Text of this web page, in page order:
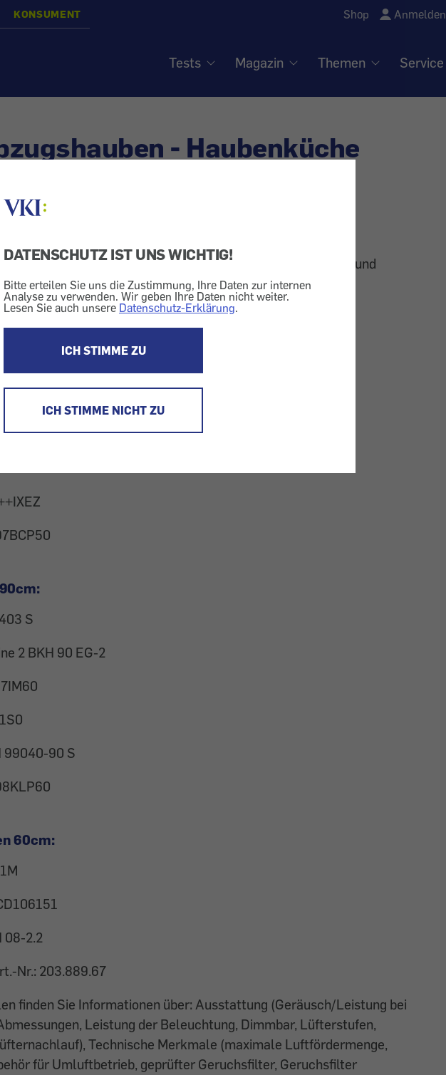
DATENSCHUTZ IST UNS WICHTIG!
Bitte erteilen Sie uns die Zustimmung, Ihre Daten zur internen
Analyse zu verwenden. Wir geben Ihre Daten nicht weiter.
Lesen Sie auch unsere Datenschutz-Erklärung.
ICH STIMME ZU
ICH STIMME NICHT ZU
KONSUMENT Shop Anmelden
Tests Magazin Themen Service
- Haubenküche
nur die teuren Modelle bei der Beseitigung von Fett und
sind laut und ineffizient.
finden Sie in unseren Testtabellen:
90cm:
Nr.: 803. 889. 69
S
2 BKH 90 EG-2
99040-90 S
60cm:
08-2.2
Nr.: 203.889.67
finden Sie Informationen über: Ausstattung (Geräusch/Leistung bei
Leistung der Beleuchtung, Dimmbar, Lüfterstufen,
Technische Merkmale (maximale Luftfördermenge,
für Umluftbetrieb, geprüfter Geruchsfilter, Geruchsfilter